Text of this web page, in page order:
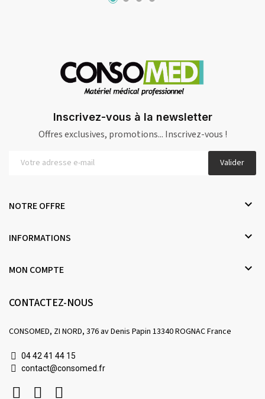
Inscrivez-vous à la newsletter
Offres exclusives, promotions... Inscrivez-vous !
Valider
NOTRE OFFRE 
INFORMATIONS 
MON COMPTE 
CONTACTEZ-NOUS
CONSOMED, ZI NORD, 376 av Denis Papin 13340 ROGNAC France
04 42 41 44 15
contact@consomed.fr